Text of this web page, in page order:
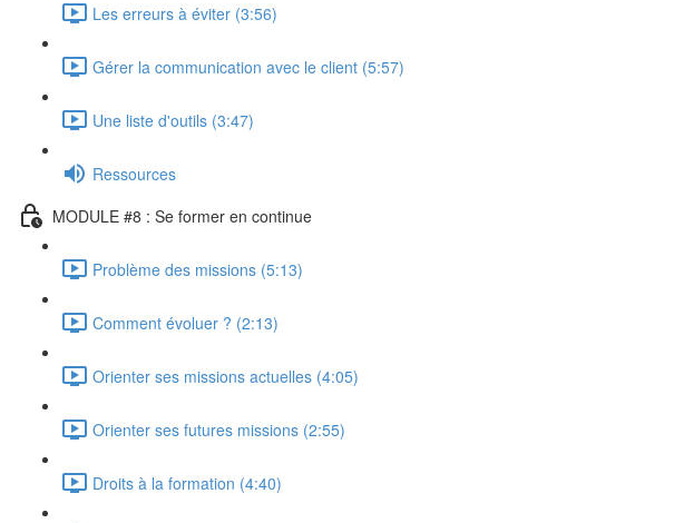
Les erreurs à éviter (3:56)
Gérer la communication avec le client (5:57)
Une liste d'outils (3:47)
Ressources
MODULE #8 : Se former en continue
Problème des missions (5:13)
Comment évoluer ? (2:13)
Orienter ses missions actuelles (4:05)
Orienter ses futures missions (2:55)
Droits à la formation (4:40)